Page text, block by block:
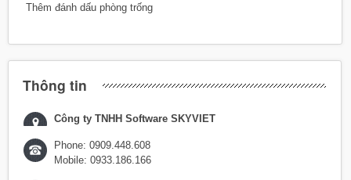
Thêm đánh dấu phòng trống
Thông tin
Công ty TNHH Software SKYVIET
Phone: 0909.448.608
Mobile: 0933.186.166